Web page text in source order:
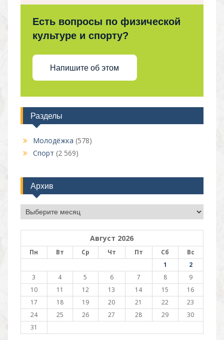
Есть вопросы по физической
культуре и спорту?
Напишите об этом
Разделы
Молодёжка (578)
Спорт (2 569)
Архив
Архив
Август 2026
Пн Вт Ср Чт Пт Сб
Вс
1
2
3
4 5 6 7 8
9
10
11 12 13 14 15
16
17
18 19 20 21 22
23
24
25 26 27 28 29
30
31